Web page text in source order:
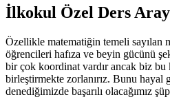
İlkokul Özel Ders
Özellikle matematiğin temeli sayılan
öğrencileri hafıza ve beyin gücünü
bir çok koordinat vardır ancak biz bu
birleştirmekte zorlanırız. Bunu hayal
denediğimizde başarılı olacağımız